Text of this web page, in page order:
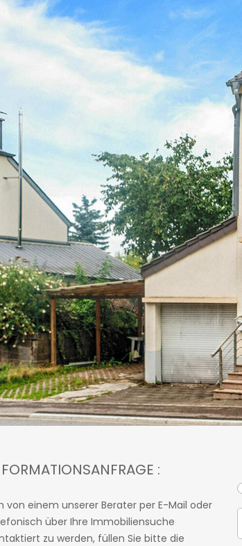
:
von einem unserer Berater per E-Mail oder
über Ihre Immobiliensuche
zu werden, füllen Sie bitte die